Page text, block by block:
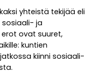
yhteistä tekijää eli
ja
ovat suuret,
kuntien
kiinni sosiaali-